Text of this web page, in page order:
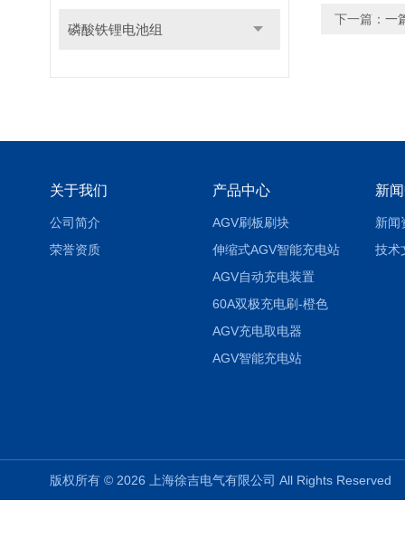
磷酸铁锂电池组
下一篇： 一
关于我们
公司简介
荣誉资质
产品中心
AGV刷板刷块
伸缩式AGV智能充电站
AGV自动充电装置
60A双极充电刷-橙色
AGV充电取电器
AGV智能充电站
新
新闻
技术
版权所有 © 2026 上海徐吉电气有限公司 All Rights